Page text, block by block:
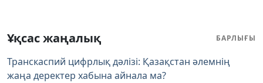
Ұқсас жаңалық БАРЛЫҒЫ
Транскаспий цифрлық дәлізі: Қазақстан әлемнің
жаңа деректер хабына айнала ма?